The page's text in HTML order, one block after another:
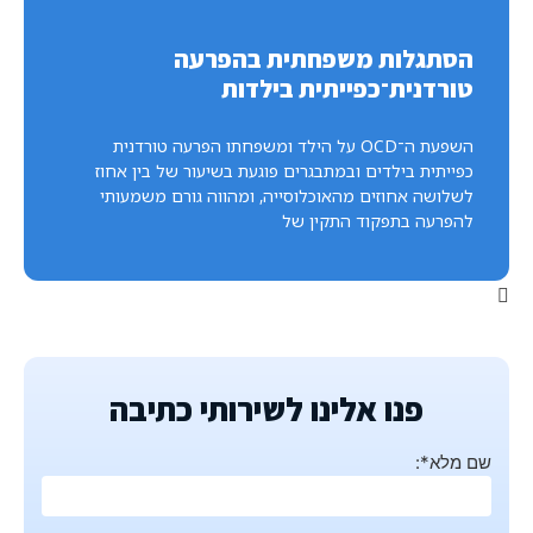
הסתגלות משפחתית בהפרעה
טורדנית־כפייתית בילדות
השפעת ה־OCD על הילד ומשפחתו הפרעה טורדנית
כפייתית בילדים ובמתבגרים פוגעת בשיעור של בין אחוז
לשלושה אחוזים מהאוכלוסייה, ומהווה גורם משמעותי
להפרעה בתפקוד התקין של
פנו אלינו לשירותי כתיבה
שם מלא*: